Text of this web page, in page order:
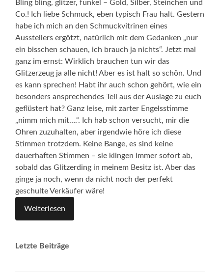
Bling bling, glitzer, funkel – Gold, Silber, Steinchen und
Co.! Ich liebe Schmuck, eben typisch Frau halt. Gestern
habe ich mich an den Schmuckvitrinen eines
Ausstellers ergötzt, natürlich mit dem Gedanken „nur
ein bisschen schauen, ich brauch ja nichts“. Jetzt mal
ganz im ernst: Wirklich brauchen tun wir das
Glitzerzeug ja alle nicht! Aber es ist halt so schön. Und
es kann sprechen! Habt ihr auch schon gehört, wie ein
besonders ansprechendes Teil aus der Auslage zu euch
geflüstert hat? Ganz leise, mit zarter Engelsstimme
„nimm mich mit….“. Ich hab schon versucht, mir die
Ohren zuzuhalten, aber irgendwie höre ich diese
Stimmen trotzdem. Keine Bange, es sind keine
dauerhaften Stimmen – sie klingen immer sofort ab,
sobald das Glitzerding in meinem Besitz ist. Aber das
ginge ja noch, wenn da nicht noch der perfekt
geschulte Verkäufer wäre!
Weiterlesen
Letzte Beiträge